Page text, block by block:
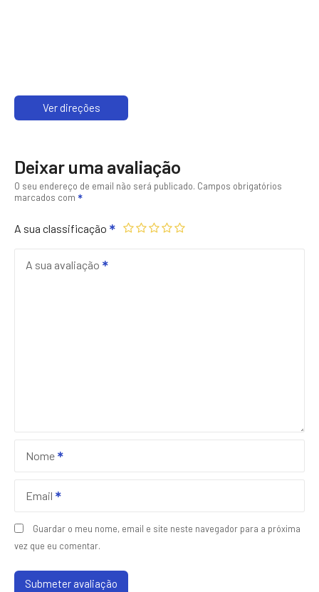
Ver direções
Deixar uma avaliação
O seu endereço de email não será publicado. Campos obrigatórios
marcados com
A sua classificação
A sua avaliação
Nome
Email
Guardar o meu nome, email e site neste navegador para a próxima
vez que eu comentar.